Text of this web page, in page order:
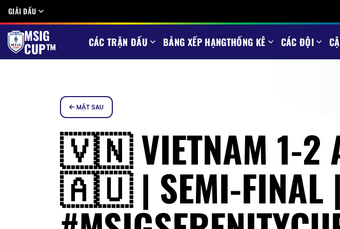
GIẢI ĐẤU
MSIG
CUP™ CÁC TRẬN ĐẤU BẢNG XẾP HẠNGTHỐNG KÊ CÁC ĐỘI
MẶT SAU
🇻🇳 VIETNAM 1-2
🇦🇺 | SEMI-FINAL |